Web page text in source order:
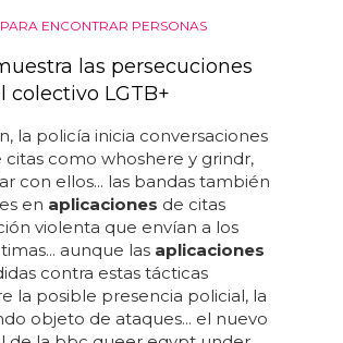
ENCONTRAR PERSONAS
las persecuciones
colectivo LGTB+
la policía inicia conversaciones
citas como whoshere y grindr,
con ellos... las bandas también
en aplicaciones de citas
violenta que envían a los
aunque las aplicaciones
contra estas tácticas
la posible presencia policial, la
objeto de ataques... el nuevo